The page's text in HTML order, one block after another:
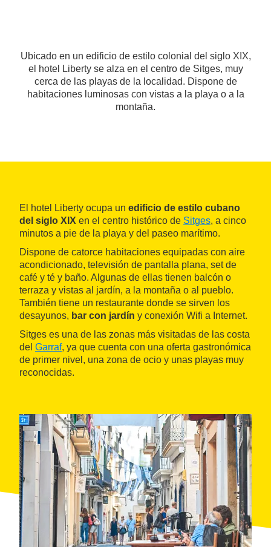
Ubicado en un edificio de estilo colonial del siglo XIX,
el hotel Liberty se alza en el centro de Sitges, muy
cerca de las playas de la localidad. Dispone de
habitaciones luminosas con vistas a la playa o a la
montaña.
El hotel Liberty ocupa un edificio de estilo cubano
del siglo XIX en el centro histórico de Sitges, a cinco
minutos a pie de la playa y del paseo marítimo.
Dispone de catorce habitaciones equipadas con aire
acondicionado, televisión de pantalla plana, set de
café y té y baño. Algunas de ellas tienen balcón o
terraza y vistas al jardín, a la montaña o al pueblo.
También tiene un restaurante donde se sirven los
desayunos, bar con jardín y conexión Wifi a Internet.
Sitges es una de las zonas más visitadas de las costa
del Garraf, ya que cuenta con una oferta gastronómica
de primer nivel, una zona de ocio y unas playas muy
reconocidas.